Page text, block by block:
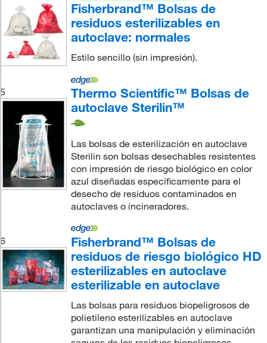
Fisherbrand™ Bolsas de
residuos esterilizables en
autoclave: normales
Estilo sencillo (sin impresión).
5
Thermo Scientific™ Bolsas de
autoclave Sterilin™
Las bolsas de esterilización en autoclave
Sterilin son bolsas desechables resistentes
con impresión de riesgo biológico en color
azul diseñadas específicamente para el
desecho de residuos contaminados en
autoclaves o incineradores.
6
Fisherbrand™ Bolsas de
residuos de riesgo biológico HD
esterilizables en autoclave
esterilizable en autoclave
Las bolsas para residuos biopeligrosos de
polietileno esterilizables en autoclave
garantizan una manipulación y eliminación